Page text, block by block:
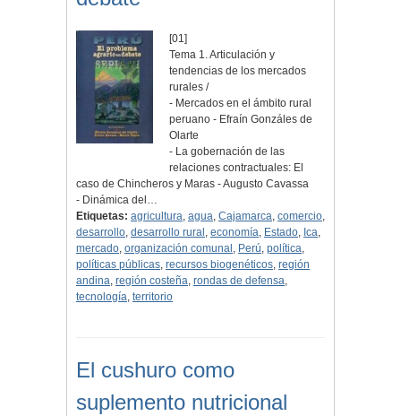
[01]
Tema 1. Articulación y
tendencias de los mercados
rurales /
- Mercados en el ámbito rural
peruano - Efraín Gonzáles de
Olarte
- La gobernación de las
relaciones contractuales: El
caso de Chincheros y Maras - Augusto Cavassa
- Dinámica del…
Etiquetas: agricultura, agua, Cajamarca, comercio,
desarrollo, desarrollo rural , economía, Estado, Ica,
mercado, organización comunal , Perú, política,
políticas públicas, recursos biogenéticos, región
andina, región costeña, rondas de defensa,
tecnología, territorio
El cushuro como
suplemento nutricional